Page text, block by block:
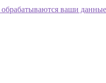
обрабатываются ваши